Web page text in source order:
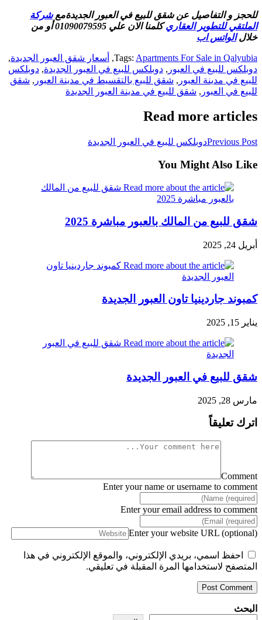
للحجز و التفاصيل عن شقق للبيع في العبور الجديدةمعشركة
الملتقي للتطوير العقاريكلمنا الان علي 01090079595
أو من
خلالالواتس اب
Tags: Apartments For Sale in Qalyubia
, أسعار شقق العبور الجديدة,
دوبلكس للبيع في العبور , دوبلكس للبيع في العبور الجديدة, دوبلكس
للبيع في مدينة العبور , شقق للبيع بالتقسيط في مدينة العبور , شقق
للبيع في العبور , شقق للبيع في مدينة العبور الجديدة
Read more articles
Previous Postدوبلكس للبيع في العبور الجديدة
You Might Also Like
شقق للبيع من المالك بالعبور مباشرة 2025
أبريل 24, 2025
كمبوند جاردينيا تاون العبور الجديدة
يناير 15, 2025
شقق للبيع في العبور الجديدة
مارس 28, 2025
اترك تعليقاً
Comment
Enter your name or username to comment
Enter your email address to comment
Enter your website URL (optional)
احفظ اسمي، بريدي الإلكتروني، والموقع الإلكتروني في هذا
المتصفح لاستخدامها المرة المقبلة في تعليقي.
البحث